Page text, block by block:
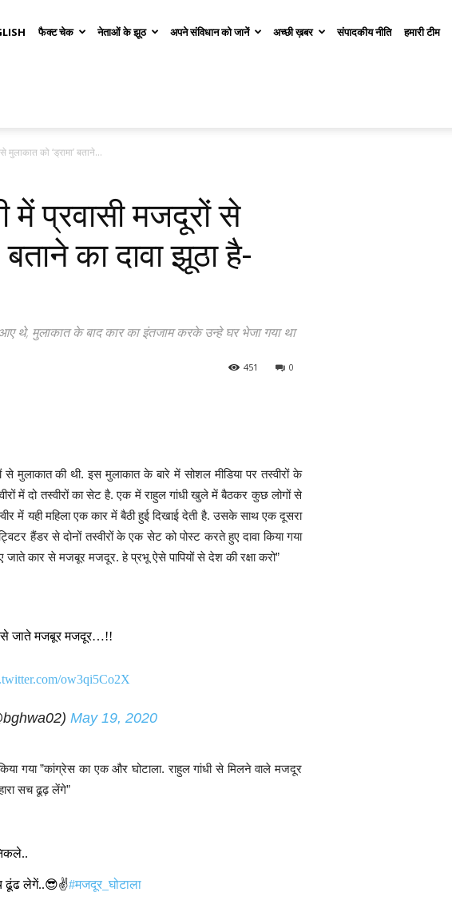
फैक्ट चेक नेताओं के झूठ अपने संविधान को जानें अच्छी ख़बर संपादकीय नीति हमारी टीम
मुलाकात को ‘ड्रामा’ बताने...
में प्रवासी मजदूरों से
बताने का दावा झूठा है-
थे, मुलाकात के बाद कार का इंतजाम करके उन्हे घर भेजा गया था
0
451
से मुलाकात की थी. इस मुलाकात के बारे में सोशल मीडिया पर तस्वीरों के
में दो तस्वीरों का सेट है. एक में राहुल गांधी खुले में बैठकर कुछ लोगों से
में यही महिला एक कार में बैठी हुई दिखाई देती है. उसके साथ एक दूसरा
हैंडर से दोनों तस्वीरों के एक सेट को पोस्ट करते हुए दावा किया गया
जाते कार से मजबूर मजदूर. हे प्रभू ऐसे पापियों से देश की रक्षा करो”
से जाते मजबूर मजदूर…!!
ow3qi5Co2X
May 19, 2020
गया ”कांग्रेस का एक और घोटाला. राहुल गांधी से मिलने वाले मजदूर
सच ढूढ़ लेंगे”
ढूंढ लेगें..😎✌️#मजदूर_घोटाला